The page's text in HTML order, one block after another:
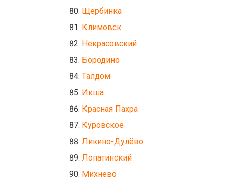
Щербинка
Климовск
Некрасовский
Бородино
Талдом
Икша
Красная Пахра
Куровское
Ликино-Дулёво
Лопатинский
Михнево